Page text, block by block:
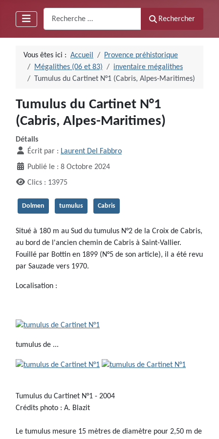
Rechercher
Vous êtes ici : Accueil
Provence préhistorique
Mégalithes (06 et 83)
inventaire mégalithes
Tumulus du Cartinet N°1 (Cabris, Alpes-Maritimes)
Tumulus du Cartinet N°1
(Cabris, Alpes-Maritimes)
Détails
Écrit par : Laurent Del Fabbro
Publié le : 8 Octobre 2024
Clics : 13975
Dolmen tumulus Cabris
Situé à 180 m au Sud du tumulus N°2 de la Croix de Cabris,
au bord de l'ancien chemin de Cabris à Saint-Vallier.
Fouillé par Bottin en 1899 (N°5 de son article), il a été revu
par Sauzade vers 1970.
Localisation :
tumulus de ...
Tumulus du Cartinet N°1 - 2004
Crédits photo : A. Blazit
Le tumulus mesure 15 mètres de diamètre pour 2,50 m de